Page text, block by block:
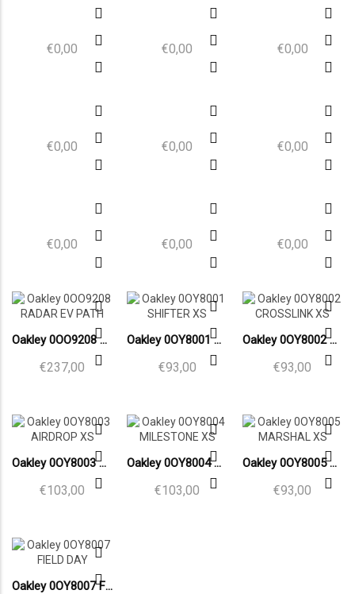
€0,00 €0,00 €0,00
€0,00 €0,00 €0,00
€0,00 €0,00 €0,00
Oakley 0OO9208 RADAR EV PATH
€237,00
Oakley 0OY8001 SHIFTER XS
€93,00
Oakley 0OY8002 CROSSLINK XS
€93,00
Oakley 0OY8003 AIRDROP XS
€103,00
Oakley 0OY8004 MILESTONE XS
€103,00
Oakley 0OY8005 MARSHAL XS
€93,00
Oakley 0OY8007 FIELD DAY